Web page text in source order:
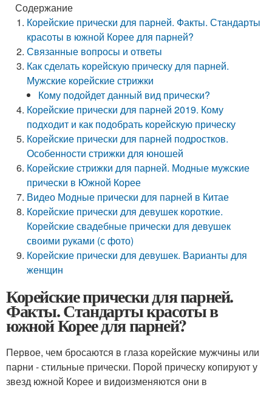
Содержание
Корейские прически для парней. Факты. Стандарты
красоты в южной Корее для парней?
Связанные вопросы и ответы
Как сделать корейскую прическу для парней.
Мужские корейские стрижки
Кому подойдет данный вид прически?
Корейские прически для парней 2019. Кому
подходит и как подобрать корейскую прическу
Корейские прически для парней подростков.
Особенности стрижки для юношей
Корейские стрижки для парней. Модные мужские
прически в Южной Корее
Видео Модные прически для парней в Китае
Корейские прически для девушек короткие.
Корейские свадебные прически для девушек
своими руками (с фото)
Корейские прически для девушек. Варианты для
женщин
Корейские прически для парней.
Факты. Стандарты красоты в
южной Корее для парней?
Первое, чем бросаются в глаза корейские мужчины или
парни - стильные прически. Порой прическу копируют у
звезд южной Корее и видоизменяются они в